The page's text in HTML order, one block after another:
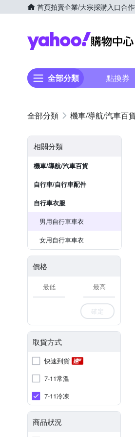
首頁拍賣企業/大宗採購入口合
全部分類 點換券
機車/導航/汽車百
相關分類
機車/導航/汽車百貨
自行車/自行車配件
自行車衣服
男用自行車車衣
女用自行車車衣
價格
-
確定
取貨方式
快速到貨
7-11常溫
7-11冷凍
商品狀況